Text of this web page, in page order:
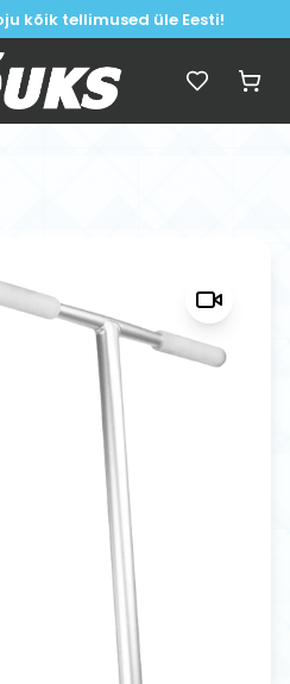
kõik tellimused üle Eesti!